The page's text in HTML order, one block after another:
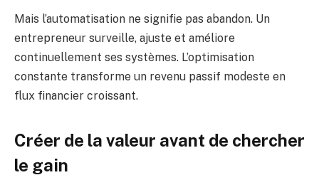
Mais l’automatisation ne signifie pas abandon. Un
entrepreneur surveille, ajuste et améliore
continuellement ses systèmes. L’optimisation
constante transforme un revenu passif modeste en
flux financier croissant.
Créer de la valeur avant de chercher
le gain